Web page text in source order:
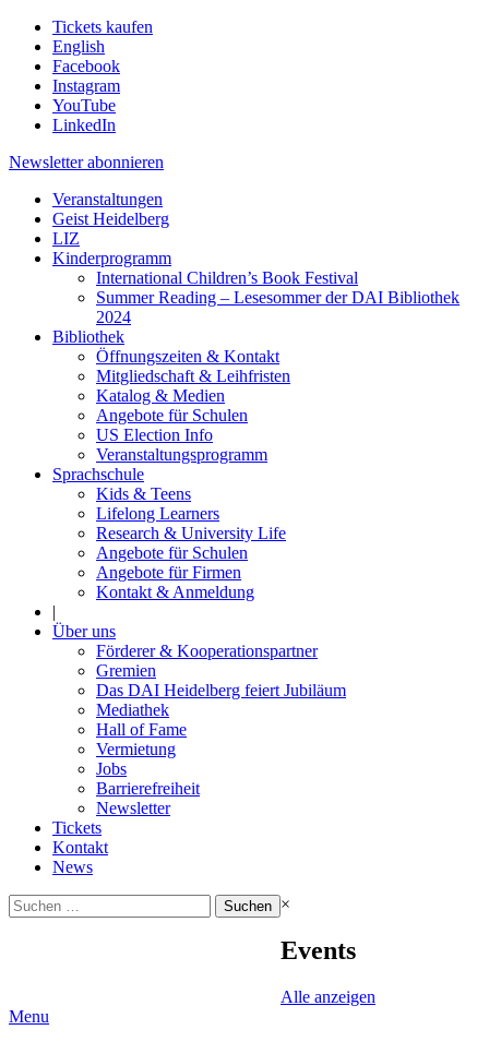
Tickets kaufen
English
Facebook
Instagram
YouTube
LinkedIn
Newsletter abonnieren
Veranstaltungen
Geist Heidelberg
LIZ
Kinderprogramm
International Children’s Book Festival
Summer Reading – Lesesommer der DAI Bibliothek
2024
Bibliothek
Öffnungszeiten & Kontakt
Mitgliedschaft & Leihfristen
Katalog & Medien
Angebote für Schulen
US Election Info
Veranstaltungsprogramm
Sprachschule
Kids & Teens
Lifelong Learners
Research & University Life
Angebote für Schulen
Angebote für Firmen
Kontakt & Anmeldung
|
Über uns
Förderer & Kooperationspartner
Gremien
Das DAI Heidelberg feiert Jubiläum
Mediathek
Hall of Fame
Vermietung
Jobs
Barrierefreiheit
Newsletter
Tickets
Kontakt
News
Suchen
nach:
×
Events
Alle anzeigen
Menu